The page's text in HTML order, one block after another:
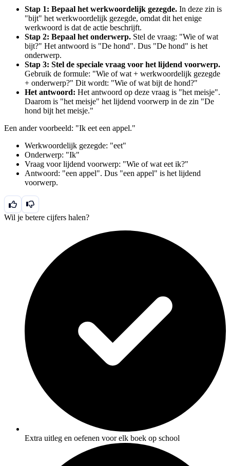
Stap 1: Bepaal het werkwoordelijk gezegde. In deze zin is
"bijt" het werkwoordelijk gezegde, omdat dit het enige
werkwoord is dat de actie beschrijft.
Stap 2: Bepaal het onderwerp. Stel de vraag: "Wie of wat
bijt?" Het antwoord is "De hond". Dus "De hond" is het
onderwerp.
Stap 3: Stel de speciale vraag voor het lijdend voorwerp.
Gebruik de formule: "Wie of wat + werkwoordelijk gezegde
+ onderwerp?" Dit wordt: "Wie of wat bijt de hond?"
Het antwoord: Het antwoord op deze vraag is "het meisje".
Daarom is "het meisje" het lijdend voorwerp in de zin "De
hond bijt het meisje."
Een ander voorbeeld: "Ik eet een appel."
Werkwoordelijk gezegde: "eet"
Onderwerp: "Ik"
Vraag voor lijdend voorwerp: "Wie of wat eet ik?"
Antwoord: "een appel". Dus "een appel" is het lijdend
voorwerp.
Wil je betere cijfers halen?
Extra uitleg en oefenen voor elk boek op school